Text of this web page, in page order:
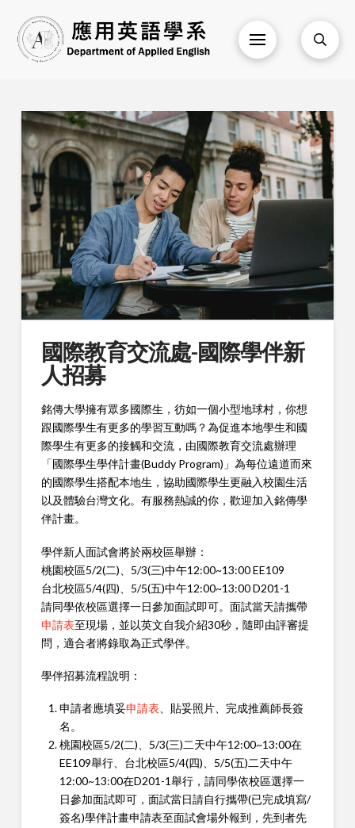
國際教育交流處-國際學伴新
人招募
銘傳大學擁有眾多國際生，彷如一個小型地球村，你想
跟國際學生有更多的學習互動嗎？為促進本地學生和國
際學生有更多的接觸和交流，由國際教育交流處辦理
「國際學生學伴計畫(Buddy Program)」為每位遠道而來
的國際學生搭配本地生，協助國際學生更融入校園生活
以及體驗台灣文化。有服務熱誠的你，歡迎加入銘傳學
伴計畫。
學伴新人面試會將於兩校區舉辦：
桃園校區5/2(二)、5/3(三)中午12:00~13:00 EE109
台北校區5/4(四)、5/5(五)中午12:00~13:00 D201-1
請同學依校區選擇一日參加面試即可。面試當天請攜帶
申請表至現場，並以英文自我介紹30秒，隨即由評審提
問，適合者將錄取為正式學伴。
學伴招募流程說明：
申請者應填妥申請表、貼妥照片、完成推薦師長簽
名。
桃園校區5/2(二)、5/3(三)二天中午12:00~13:00在
EE109舉行、台北校區5/4(四)、5/5(五)二天中午
12:00~13:00在D201-1舉行，請同學依校區選擇一
日參加面試即可，面試當日請自行攜帶(已完成填寫/
簽名)學伴計畫申請表至面試會場外報到，先到者先